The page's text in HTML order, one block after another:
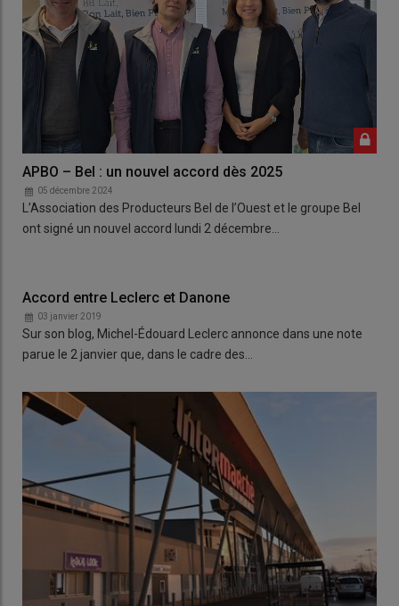
APBO – Bel : un nouvel accord dès 2025
05 décembre 2024
L’Association des Producteurs Bel de l’Ouest et le groupe Bel
ont signé un nouvel accord lundi 2 décembre…
Accord entre Leclerc et Danone
03 janvier 2019
Sur son blog, Michel-Édouard Leclerc annonce dans une note
parue le 2 janvier que, dans le cadre des…